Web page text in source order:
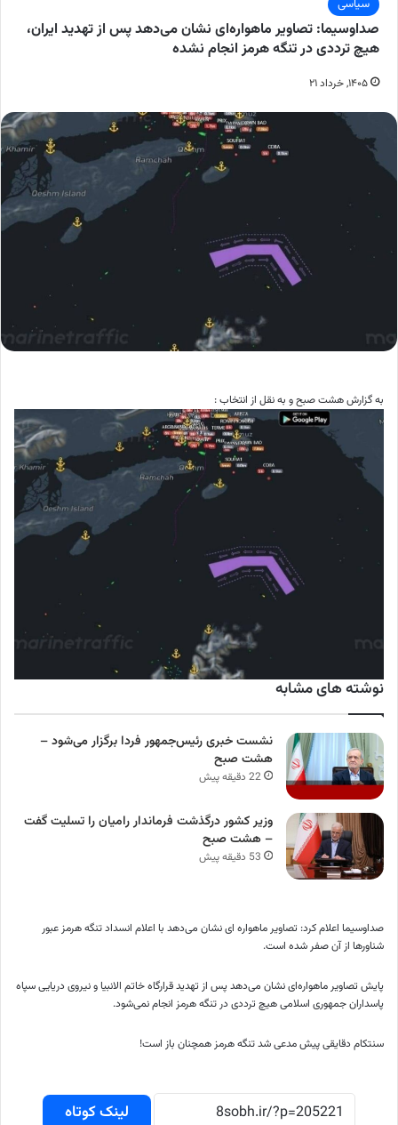
سیاسی
صداوسیما: تصاویر ماهواره‌ای نشان می‌دهد پس از تهدید ایران،
هیچ ترددی در تنگه هرمز انجام نشده
۱۴۰۵, خرداد ۲۱
به گزارش هشت صبح و به نقل از انتخاب :
نوشته های مشابه
نشست خبری رئیس‌جمهور فردا برگزار می‌شود –
هشت صبح
22 دقیقه پیش
وزیر کشور درگذشت فرماندار رامیان را تسلیت گفت
– هشت صبح
53 دقیقه پیش
صداوسیما اعلام کرد: تصاویر ماهواره ای نشان می‌دهد با اعلام انسداد تنگه هرمز عبور
شناورها از آن صفر شده است.
پایش تصاویر ماهواره‌ای نشان می‌دهد پس از تهدید قرارگاه خاتم الانبیا و نیروی دریایی سپاه
پاسداران جمهوری اسلامی هیچ ترددی در تنگه هرمز انجام نمی‌شود.
سنتکام دقایقی پیش مدعی شد تنگه هرمز همچنان باز است!
لینک کوتاه